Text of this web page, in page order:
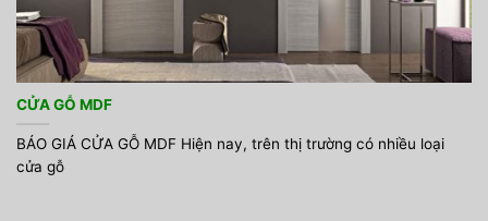
CỬA GỖ MDF
BÁO GIÁ CỬA GỖ MDF Hiện nay, trên thị trường có nhiều loại
cửa gỗ